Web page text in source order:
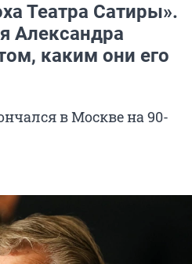
Театра Сатиры».
Александра
каким они его
в Москве на 90-